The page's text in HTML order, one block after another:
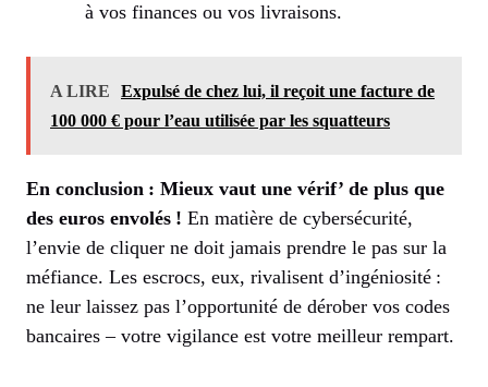
à vos finances ou vos livraisons.
A LIRE
Expulsé de chez lui, il reçoit une facture de
100 000 € pour l’eau utilisée par les squatteurs
En conclusion : Mieux vaut une vérif’ de plus que
des euros envolés ! En matière de cybersécurité,
l’envie de cliquer ne doit jamais prendre le pas sur la
méfiance. Les escrocs, eux, rivalisent d’ingéniosité :
ne leur laissez pas l’opportunité de dérober vos codes
bancaires – votre vigilance est votre meilleur rempart.